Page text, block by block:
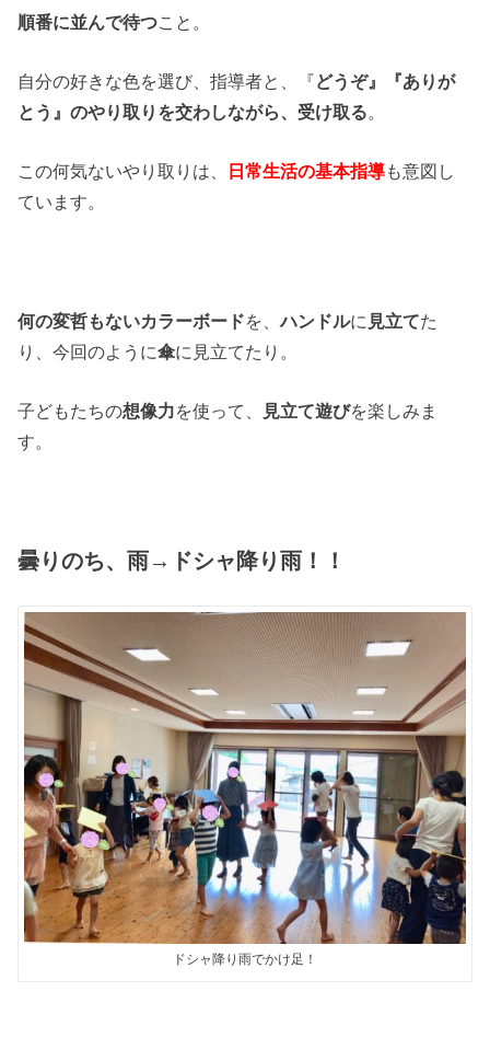
順番に並んで待つ こと。
自分の好きな色を選び、指導者と、『どうぞ』『ありが
とう』のやり取りを交わしながら、受け取る。
この何気ないやり取りは、 日常生活の基本指導も意図し
ています。
何の変哲もないカラーボードを、ハンドルに 見立てた
り、今回のように傘に見立てたり。
子どもたちの想像力を使って、 見立て遊びを楽しみま
す。
曇りのち、雨→ドシャ降り雨！！
ドシャ降り雨でかけ足！